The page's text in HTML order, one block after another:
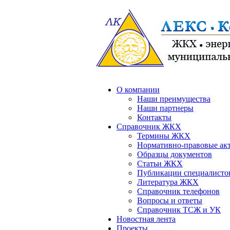
О компании
Наши преимущества
Наши партнеры
Контакты
Справочник ЖКХ
Термины ЖКХ
Нормативно-правовые
Образцы документов
Статьи ЖКХ
Публикации
Литература ЖКХ
Справочник телефонов
Вопросы и ответы
Справочник ТСЖ и УК
Новостная лента
Проекты